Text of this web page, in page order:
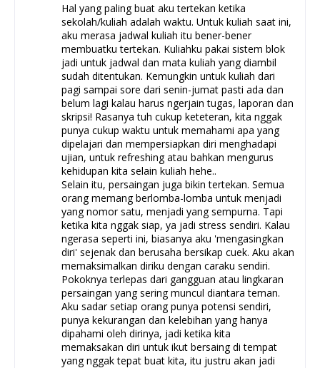
Hal yang paling buat aku tertekan ketika
sekolah/kuliah adalah waktu. Untuk kuliah saat ini,
aku merasa jadwal kuliah itu bener-bener
membuatku tertekan. Kuliahku pakai sistem blok
jadi untuk jadwal dan mata kuliah yang diambil
sudah ditentukan. Kemungkin untuk kuliah dari
pagi sampai sore dari senin-jumat pasti ada dan
belum lagi kalau harus ngerjain tugas, laporan dan
skripsi! Rasanya tuh cukup keteteran, kita nggak
punya cukup waktu untuk memahami apa yang
dipelajari dan mempersiapkan diri menghadapi
ujian, untuk refreshing atau bahkan mengurus
kehidupan kita selain kuliah hehe..
Selain itu, persaingan juga bikin tertekan. Semua
orang memang berlomba-lomba untuk menjadi
yang nomor satu, menjadi yang sempurna. Tapi
ketika kita nggak siap, ya jadi stress sendiri. Kalau
ngerasa seperti ini, biasanya aku 'mengasingkan
diri' sejenak dan berusaha bersikap cuek. Aku akan
memaksimalkan diriku dengan caraku sendiri.
Pokoknya terlepas dari gangguan atau lingkaran
persaingan yang sering muncul diantara teman.
Aku sadar setiap orang punya potensi sendiri,
punya kekurangan dan kelebihan yang hanya
dipahami oleh dirinya, jadi ketika kita
memaksakan diri untuk ikut bersaing di tempat
yang nggak tepat buat kita, itu justru akan jadi